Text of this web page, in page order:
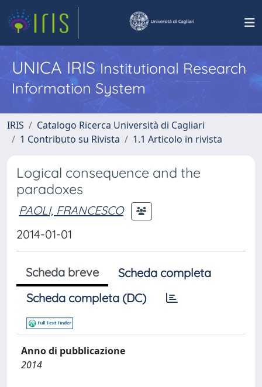
UNICA IRISInstitutional Research
Information System
IRIS
Catalogo Ricerca Università di Cagliari
1 Contributo su Rivista
1.1 Articolo in rivista
Logical consequence and the
paradoxes
PAOLI, FRANCESCO
2014-01-01
Scheda breve
Scheda completa
Scheda completa (DC)
Anno di pubblicazione
2014